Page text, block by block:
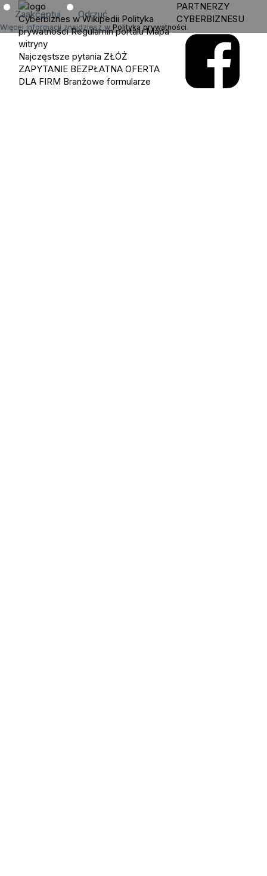
Zaakceptuj Odrzuć
Więcej informacji znajdziesz w Polityka prywatności.
Cyberbiznes w Wikipedii Polityka
prywatności Regulamin portalu Mapa
witryny
Najczęstsze pytania ZŁÓŻ
ZAPYTANIE BEZPŁATNA OFERTA
DLA FIRM Branżowe formularze
PARTNERZY
CYBERBIZNESU